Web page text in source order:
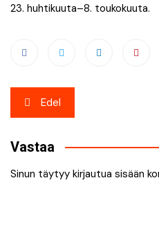
23. huhtikuuta–8. toukokuuta.
Artikkelien
selaus
Edel
Vastaa
Sinun täytyy kirjautua sisään